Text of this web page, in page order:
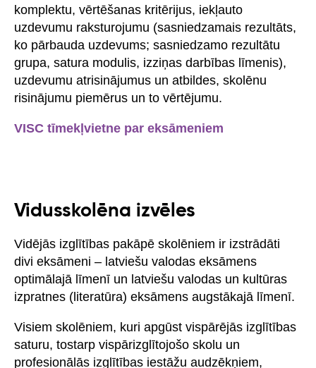
komplektu, vērtēšanas kritērijus, iekļauto
uzdevumu raksturojumu (sasniedzamais rezultāts,
ko pārbauda uzdevums; sasniedzamo rezultātu
grupa, satura modulis, izziņas darbības līmenis),
uzdevumu atrisinājumus un atbildes, skolēnu
risinājumu piemērus un to vērtējumu.
VISC tīmekļvietne par eksāmeniem
Vidusskolēna izvēles
Vidējās izglītības pakāpē skolēniem ir izstrādāti
divi eksāmeni – latviešu valodas eksāmens
optimālajā līmenī un latviešu valodas un kultūras
izpratnes (literatūra) eksāmens augstākajā līmenī.
Visiem skolēniem, kuri apgūst vispārējās izglītības
saturu, tostarp vispārizglītojošo skolu un
profesionālās izglītības iestāžu audzēkņiem,